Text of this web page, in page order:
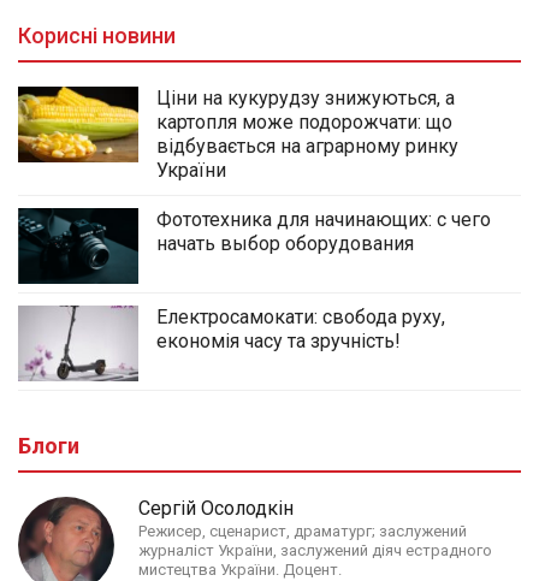
Корисні новини
Ціни на кукурудзу знижуються, а
картопля може подорожчати: що
відбувається на аграрному ринку
України
Фототехника для начинающих: с чего
начать выбор оборудования
Електросамокати: свобода руху,
економія часу та зручність!
Блоги
Сергій Осолодкін
Режисер, сценарист, драматург; заслужений
журналіст України, заслужений діяч естрадного
мистецтва України. Доцент.